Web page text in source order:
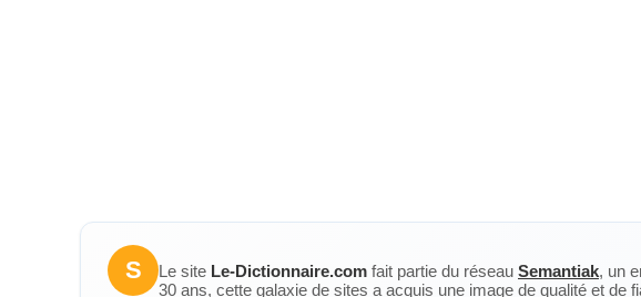
S Le site Le-Dictionnaire.com fait partie du réseau Semantiak, un
30 ans, cette galaxie de sites a acquis une image de qualité et de